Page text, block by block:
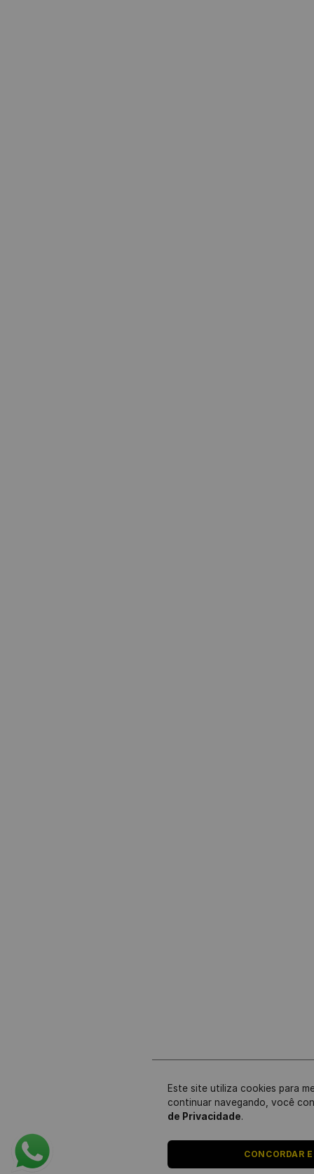
Este site utiliza cookies para
continuar navegando, você
de Privacidade.
CONCORDAR